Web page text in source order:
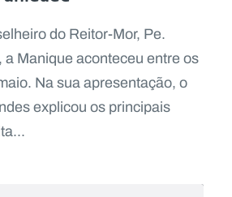
do Reitor-Mor, Pe.
Manique aconteceu entre os
Na sua apresentação, o
explicou os principais